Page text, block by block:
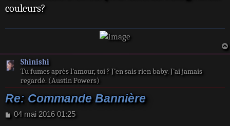
g
couleurs?
Shinishi
Tu fumes après l’amour, toi ? J’en sais rien baby. J’ai jamais
regardé. (Austin Powers)
Re: Commande Bannière
M
04 mai 2016 01:25